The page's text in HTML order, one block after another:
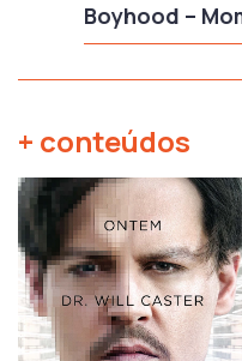
Boyhood –
+ conteúdos